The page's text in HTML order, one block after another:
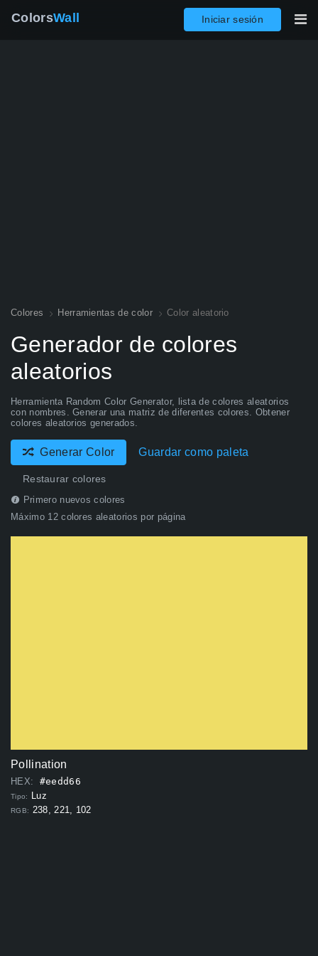
ColorsWall Iniciar sesión
Colores Herramientas de color Color aleatorio
Generador de colores
aleatorios
Herramienta Random Color Generator, lista de colores aleatorios
con nombres. Generar una matriz de diferentes colores. Obtener
colores aleatorios generados.
Generar Color Guardar como paleta
Restaurar colores
Primero nuevos colores
Máximo 12 colores aleatorios por página
Pollination
HEX: #eedd66
Tipo: Luz
RGB: 238, 221, 102